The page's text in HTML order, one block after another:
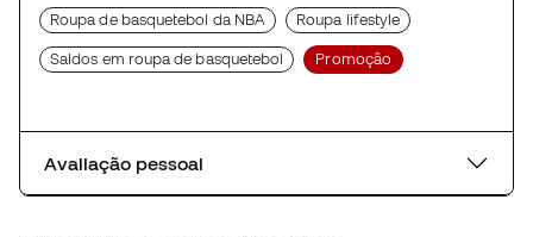
Roupa de basquetebol da NBA Roupa lifestyle
Saldos em roupa de basquetebol Promoção
Avaliação pessoal